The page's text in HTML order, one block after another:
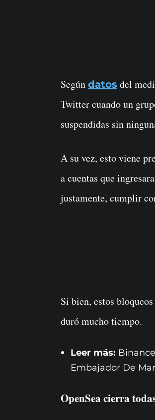
Según datos del
Twitter cuando un
suspendidas sin
A su vez, esto viene
a cuentas que
justamente, cumplir
Si bien, estos
duró mucho tiempo.
Leer más:
Embajador De
OpenSea cierra